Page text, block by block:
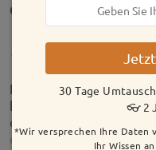
Customer
Ich war anfangs noch
holen soll, aber ich
dafür entschieden
der Brille und habe
30 Tage
👓 2
*Wir versprechen Ihre Daten
Ihr Wissen